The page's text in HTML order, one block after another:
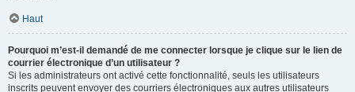
Haut
Pourquoi m’est-il demandé de me connecter lorsque je clique sur le lien de
courrier électronique d’un utilisateur ?
Si les administrateurs ont activé cette fonctionnalité, seuls les utilisateurs
inscrits peuvent envoyer des courriers électroniques aux autres utilisateurs